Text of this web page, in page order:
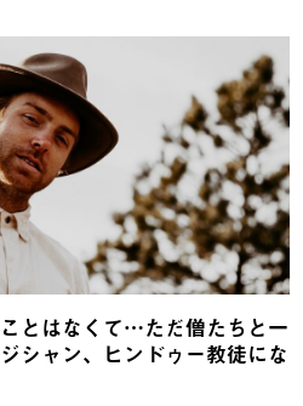
とはなくて…ただ僧たちと一
シャン、ヒンドゥー教徒にな